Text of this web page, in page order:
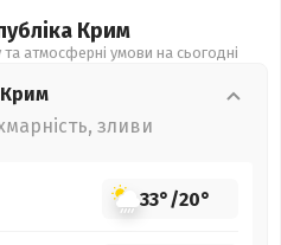
Крим
атмосферні умови на сьогодні
зливи
33°/20°